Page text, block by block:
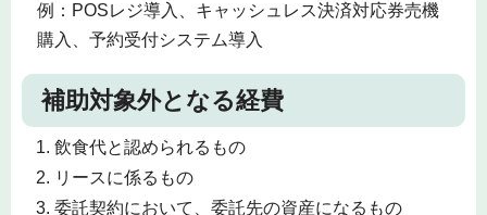
例：POSレジ導入、キャッシュレス決済対応券売機
購入、予約受付システム導入
補助対象外となる経費
飲食代と認められるもの
リースに係るもの
委託契約において、委託先の資産になるもの